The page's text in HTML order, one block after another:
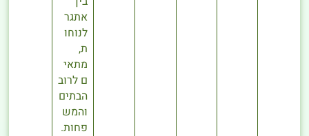
אתגר
לנוחו
ת,
מתאי
ם לרוב
הבתים
והמש
פחות.